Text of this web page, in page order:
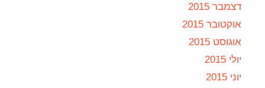
דצמבר 2015
אוקטובר 2015
אוגוסט 2015
יולי 2015
יוני 2015